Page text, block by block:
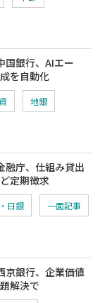
銀行、AIエー
を自動化
地銀
庁、仕組み貸出
定期徴求
日銀 一面記事
銀行、企業価値
解決で